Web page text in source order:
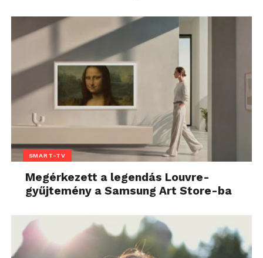
SMART-TV
Megérkezett a legendás Louvre-
gyűjtemény a Samsung Art Store-ba